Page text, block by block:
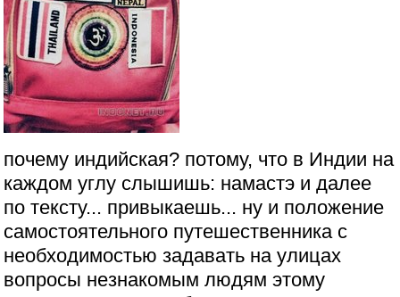
почему индийская? потому, что в Индии на
каждом углу слышишь: намастэ и далее
по тексту... привыкаешь... ну и положение
самостоятельного путешественника с
необходимостью задавать на улицах
вопросы незнакомым людям этому